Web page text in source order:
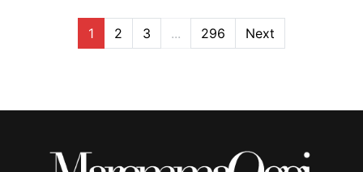
1 2 3 ... 296 Next